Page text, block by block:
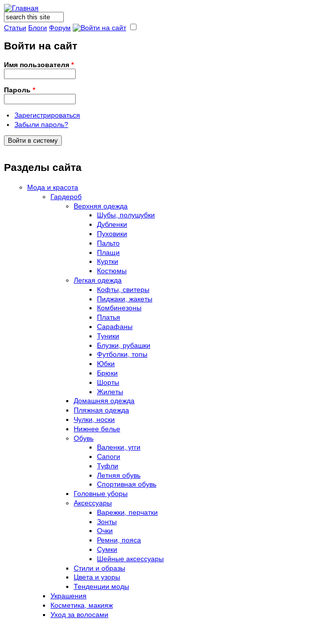
Форма поиска
Поиск
Статьи Блоги Форум
Войти на сайт
Имя пользователя *
Пароль *
Зарегистрироваться
Забыли пароль?
Разделы сайта
Мода и красота
Гардероб
Верхняя одежда
Шубы, полушубки
Дубленки
Пуховики
Пальто
Плащи
Куртки
Костюмы
Легкая одежда
Кофты, свитеры
Пиджаки, жакеты
Комбинезоны
Платья
Сарафаны
Туники
Блузки, рубашки
Футболки, топы
Юбки
Брюки
Шорты
Жилеты
Домашняя одежда
Пляжная одежда
Чулки, носки
Нижнее белье
Обувь
Валенки, угги
Сапоги
Туфли
Летняя обувь
Спортивная обувь
Головные уборы
Аксессуары
Варежки, перчатки
Зонты
Очки
Ремни, пояса
Сумки
Шейные аксессуары
Стили и образы
Цвета и узоры
Тенденции моды
Украшения
Косметика, макияж
Уход за волосами